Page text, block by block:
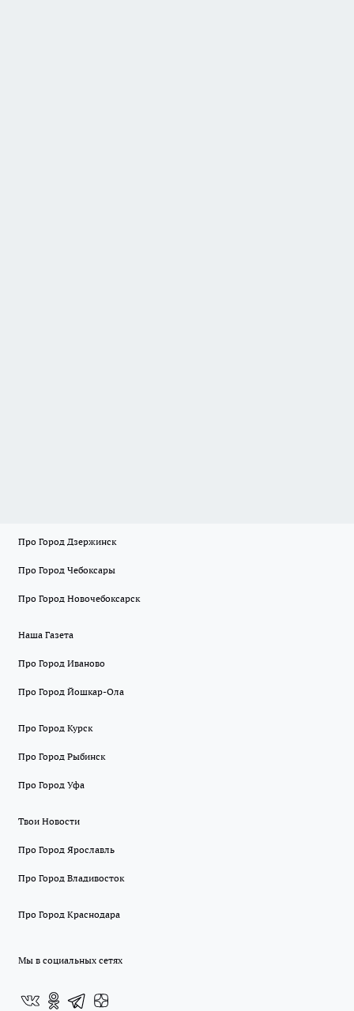
Про Город Дзержинск
Про Город Чебоксары
Про Город Новочебоксарск
Наша Газета
Про Город Иваново
Про Город Йошкар-Ола
Про Город Курск
Про Город Рыбинск
Про Город Уфа
Твои Новости
Про Город Ярославль
Про Город Владивосток
Про Город Краснодара
Мы в социальных сетях